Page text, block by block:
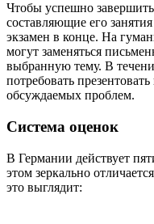
Чтобы успешно
составляющие его
экзамен в конце. На
могут заменяться
выбранную тему. В
потребовать
обсуждаемых проблем.
Система оценок
В Германии действует
этом зеркально
это выглядит: